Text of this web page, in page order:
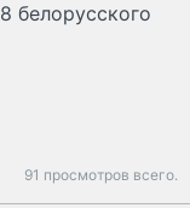
белорусского
91 просмотров всего.